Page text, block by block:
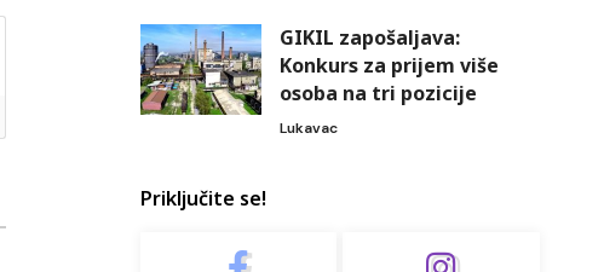
GIKIL zapošaljava:
Konkurs za prijem više
osoba na tri pozicije
Lukavac
Priključite se!